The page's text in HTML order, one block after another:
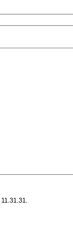
11.31.31